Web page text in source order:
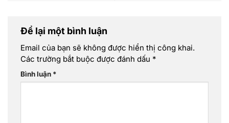
Để lại một bình luận
Email của bạn sẽ không được hiển thị công khai.
Các trường bắt buộc được đánh dấu *
Bình luận *